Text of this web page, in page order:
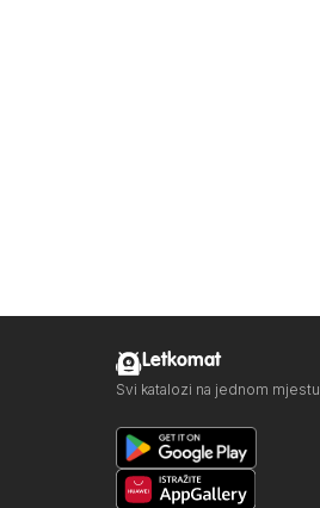
Letkomat
Svi katalozi na jednom mjestu